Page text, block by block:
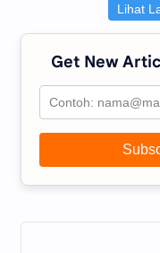
Lihat
Get New